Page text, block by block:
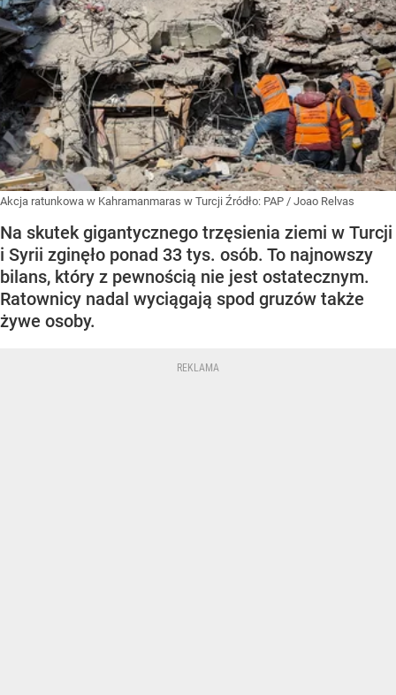
Akcja ratunkowa w Kahramanmaras w Turcji Źródło: PAP / Joao Relvas
Na skutek gigantycznego trzęsienia ziemi w Turcji
i Syrii zginęło ponad 33 tys. osób. To najnowszy
bilans, który z pewnością nie jest ostatecznym.
Ratownicy nadal wyciągają spod gruzów także
żywe osoby.